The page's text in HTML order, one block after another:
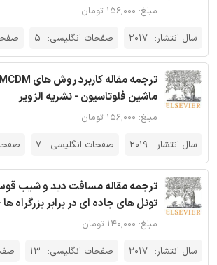
مبلغ: ۱۵۶,۰۰۰ تومان
سال انتشار: 2017 صفحات انگلیسی: 5
ماشین فلوتاسیون - نشریه الزویر
مبلغ: ۱۵۶,۰۰۰ تومان
سال انتشار: 2019 صفحات انگلیسی: 7
ترجمه مقاله مسافت دید و شیب‌
تونل های جاده ای در برابر بزرگراه
مبلغ: ۱۴۰,۰۰۰ تومان
سال انتشار: 2017 صفحات انگلیسی: 13